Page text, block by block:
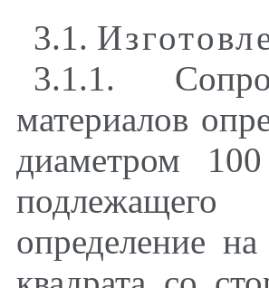
3.1.
3.1.1.
материалов
диаметром
подлежащего
определение